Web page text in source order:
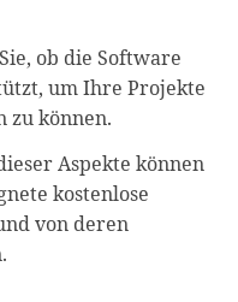
ob die Software
um Ihre Projekte
können.
Aspekte können
kostenlose
von deren